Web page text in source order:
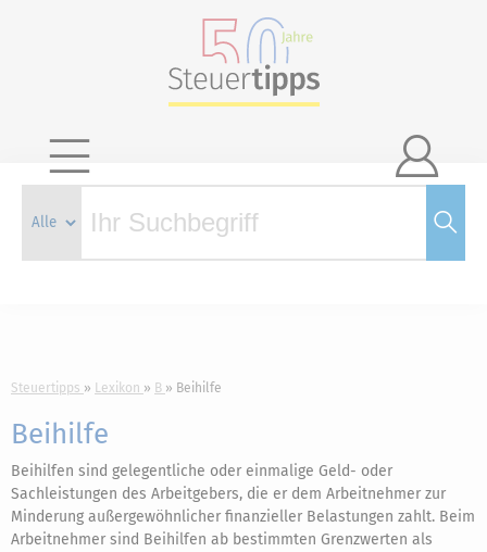

Steuertipps Lexikon B Beihilfe
Beihilfe
Beihilfen sind gelegentliche oder einmalige Geld- oder
Sachleistungen des Arbeitgebers, die er dem Arbeitnehmer zur
Minderung außergewöhnlicher finanzieller Belastungen zahlt. Beim
Arbeitnehmer sind Beihilfen ab bestimmten Grenzwerten als